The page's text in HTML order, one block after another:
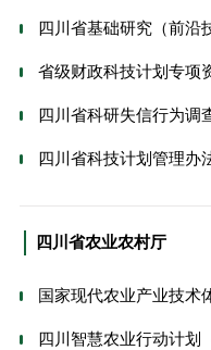
四川省基础研究（前沿
省级财政科技计划专项
四川省科研失信行为调
四川省科技计划管理办
四川省农业农村厅
国家现代农业产业技术
四川智慧农业行动计划